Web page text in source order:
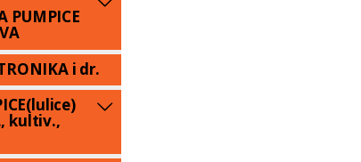
PUMPICE
i dr.
kultiv.,